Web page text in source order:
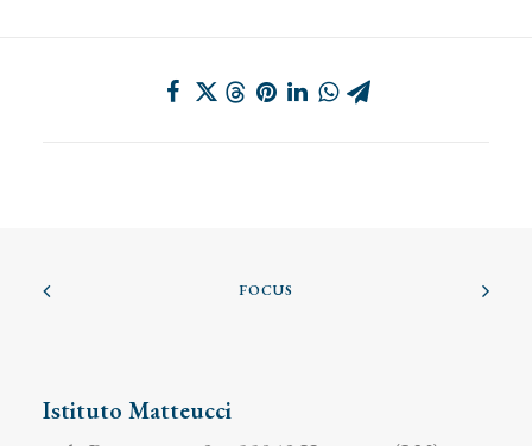
FOCUS
Istituto Matteucci